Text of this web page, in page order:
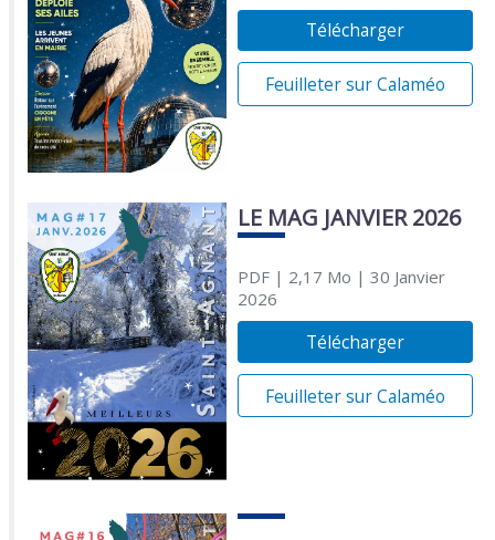
Télécharger
Feuilleter sur Calaméo
LE MAG JANVIER 2026
PDF| 2,17 Mo | 30 Janvier
2026
Télécharger
Feuilleter sur Calaméo